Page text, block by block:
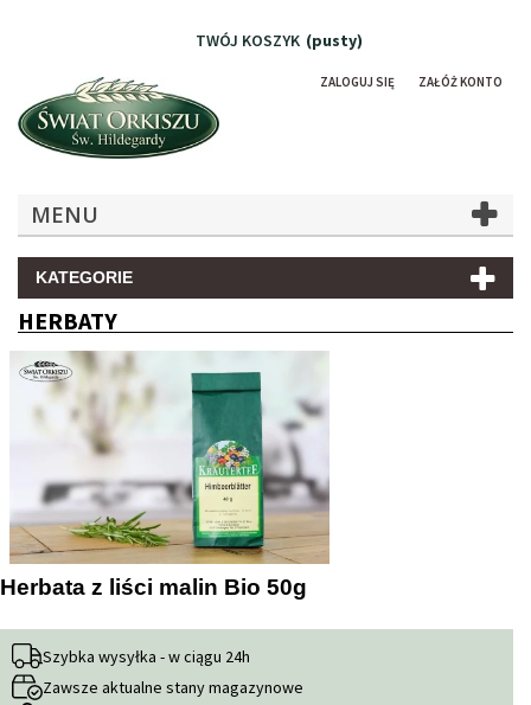
TWÓJ KOSZYK (pusty)
ZALOGUJ SIĘ ZAŁÓŻ KONTO
MENU
KATEGORIE
HERBATY
Herbata z liści malin Bio 50g
Szybka wysyłka - w ciągu 24h
Zawsze aktualne stany magazynowe